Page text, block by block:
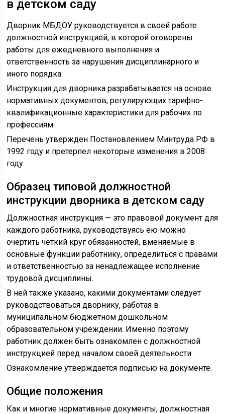
в детском саду
Дворник МБДОУ руководствуется в своей работе
должностной инструкцией, в которой оговорены
работы для ежедневного выполнения и
ответственность за нарушения дисциплинарного и
иного порядка.
Инструкция для дворника разрабатывается на основе
нормативных документов, регулирующих тарифно-
квалификационные характеристики для рабочих по
профессиям.
Перечень утвержден Постановлением Минтруда РФ в
1992 году и претерпел некоторые изменения в 2008
году.
Образец типовой должностной
инструкции дворника в детском саду
Должностная инструкция — это правовой документ для
каждого работника, руководствуясь ею можно
очертить четкий круг обязанностей, вменяемые в
основные функции работнику, определиться с правами
и ответственностью за ненадлежащее исполнение
трудовой дисциплины.
В ней также указано, какими документами следует
руководствоваться дворнику, работая в
муниципальном бюджетном дошкольном
образовательном учреждении. Именно поэтому
работник должен быть ознакомлен с должностной
инструкцией перед началом своей деятельности.
Ознакомление утверждается подписью на документе.
Общие положения
Как и многие нормативные документы, должностная